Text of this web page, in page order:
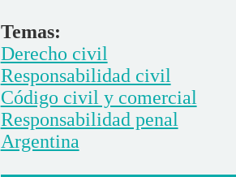
Temas:
Derecho civil
Responsabilidad civil
Código civil y comercial
Responsabilidad penal
Argentina